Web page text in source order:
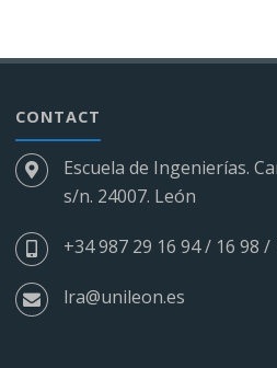
CONTACT
Escuela de Ingenierías.
s/n. 24007. León
+34 987 29 16 94 / 16 98 /
lra@unileon.es